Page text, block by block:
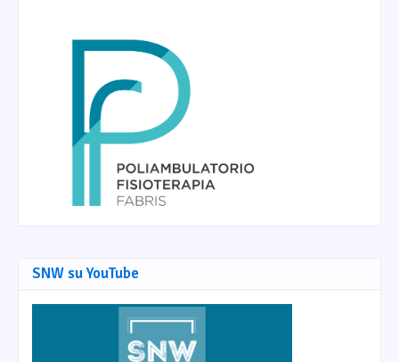
SNW su YouTube